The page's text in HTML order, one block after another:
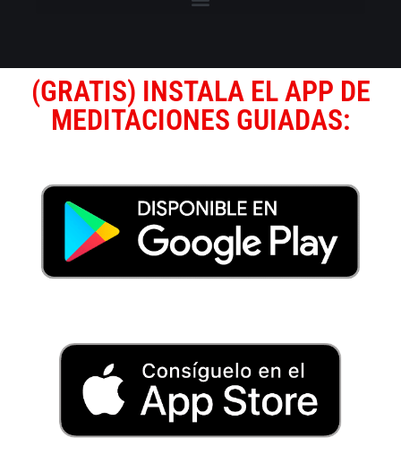
(GRATIS) INSTALA EL APP DE
MEDITACIONES GUIADAS: